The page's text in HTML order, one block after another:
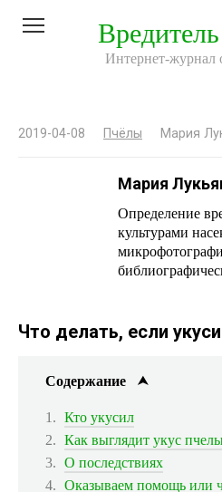
Интернет-журнал
2019-04-08 Пчёлы Мария
Мария
Определение
культурами
Что делать, если
Содержание
Кто укусил
Как выглядит укус
О последствиях
Оказываем помощь или